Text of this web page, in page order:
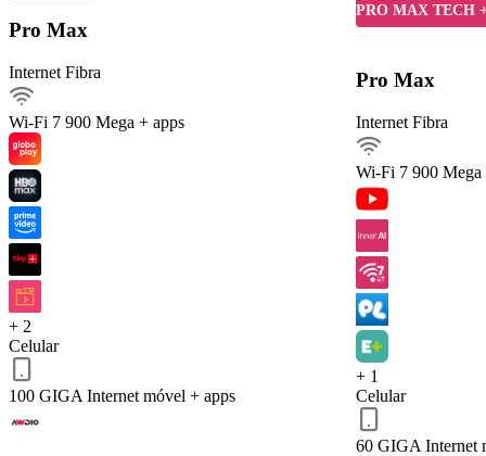
Pro Max
Internet Fibra
Wi-Fi 7 900 Mega + apps
+ 2
Celular
100 GIGA Internet móvel + apps
PRO MAX TECH
Pro Max
Internet Fibra
Wi-Fi 7 900 Mega
+ 1
Celular
60 GIGA Internet